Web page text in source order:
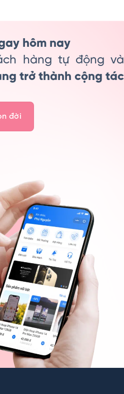
hôm nay
hàng tự động và
trở thành cộng tác
đời